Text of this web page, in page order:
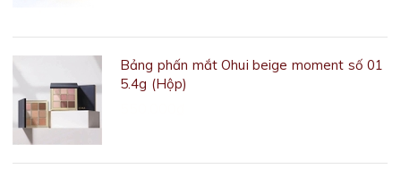
Bảng phấn mắt Ohui beige moment số 01
5.4g (Hộp)